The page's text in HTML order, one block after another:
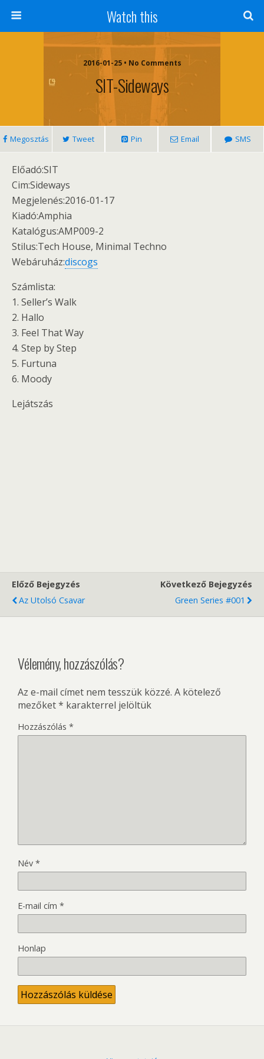
Watch this
2016-01-25 • No Comments
SIT-Sideways
Megosztás Tweet Pin Email SMS
Előadó:SIT
Cim:Sideways
Megjelenés:2016-01-17
Kiadó:Amphia
Katalógus:AMP009-2
Stilus:Tech House, Minimal Techno
Webáruház:discogs
Számlista:
1. Seller’s Walk
2. Hallo
3. Feel That Way
4. Step by Step
5. Furtuna
6. Moody
Lejátszás
Előző Bejegyzés
Az Utolsó Csavar
Következő Bejegyzés
Green Series #001
Vélemény, hozzászólás?
Az e-mail címet nem tesszük közzé. A kötelező
mezőket* karakterrel jelöltük
Hozzászólás *
Név *
E-mail cím *
Honlap